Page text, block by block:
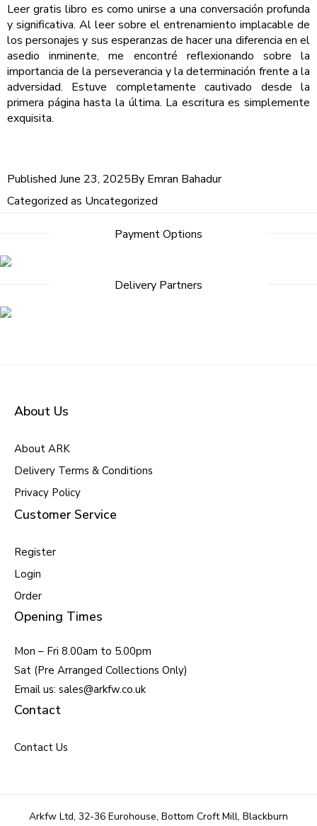
Leer gratis libro es como unirse a una conversación profunda
y significativa. Al leer sobre el entrenamiento implacable de
los personajes y sus esperanzas de hacer una diferencia en el
asedio inminente, me encontré reflexionando sobre la
importancia de la perseverancia y la determinación frente a la
adversidad. Estuve completamente cautivado desde la
primera página hasta la última. La escritura es simplemente
exquisita.
Published June 23, 2025By Emran Bahadur
Categorized as Uncategorized
Payment Options
Delivery Partners
About Us
About ARK
Delivery Terms & Conditions
Privacy Policy
Customer Service
Register
Login
Order
Opening Times
Mon – Fri 8.00am to 5.00pm
Sat (Pre Arranged Collections Only)
Email us: sales@arkfw.co.uk
Contact
Contact Us
Arkfw Ltd, 32-36 Eurohouse, Bottom Croft Mill, Blackburn